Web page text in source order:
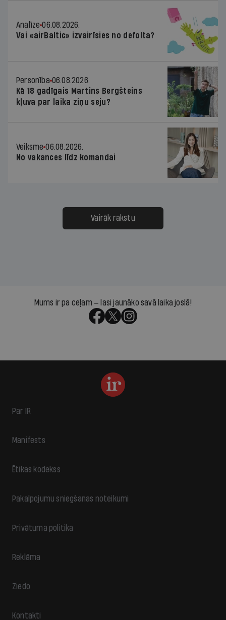
Analīze 06.08.2026.
Vai «airBaltic» izvairīsies no defolta?
Personība 06.08.2026.
Kā 18 gadīgais Martins Bergšteins
kļuva par laika ziņu seju?
Veiksme 06.08.2026.
No vakances līdz komandai
Vairāk rakstu
Mums ir pa ceļam — lasi jaunāko savā laika joslā!
Par IR
Manifests
Ētikas kodekss
Pakalpojumu sniegšanas noteikumi
Privātuma politika
Reklāma
Ziedo
Kontakti